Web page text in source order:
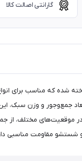
گارانتی اصالت کالا
شده که مناسب برای
جمع‌وجور و وزن سبک، این
موقعیت‌های مختلف، از
و شستشو مقاومت مناسبی